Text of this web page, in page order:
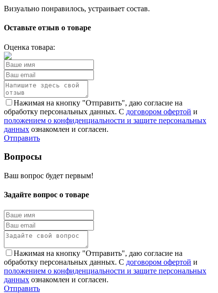
Визуально понравилось, устраивает состав.
Оставьте отзыв о товаре
Оценка товара:
Нажимая на кнопку "Отправить", даю согласие на
обработку персональных данных. С договором офертой и
положением о конфиденциальности и защите персональных
данных ознакомлен и согласен.
Отправить
Вопросы
Ваш вопрос будет первым!
Задайте вопрос о товаре
Нажимая на кнопку "Отправить", даю согласие на
обработку персональных данных. С договором офертой и
положением о конфиденциальности и защите персональных
данных ознакомлен и согласен.
Отправить